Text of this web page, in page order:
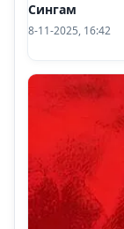
Сингам
8-11-2025, 16:42